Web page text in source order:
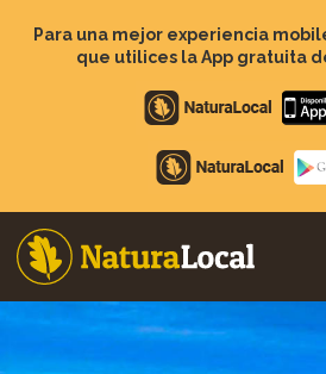
contenido
Para una mejor experiencia
que utilices la App gratuita
Apple
store
Google
Play